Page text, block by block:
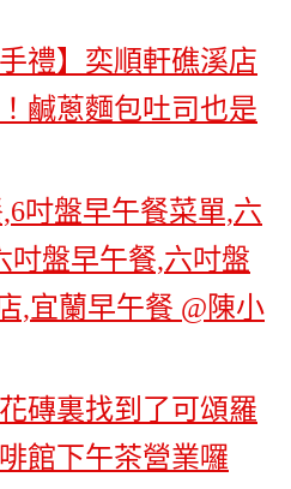
禮】奕順軒礁溪店
鹹蔥麵包吐司也是
磚裏找到了可頌羅
館下午茶營業囉